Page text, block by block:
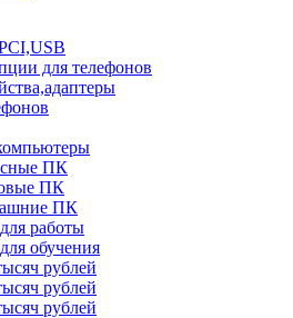
для телефонов
ПК
ПК
ПК
работы
обучения
рублей
рублей
рублей